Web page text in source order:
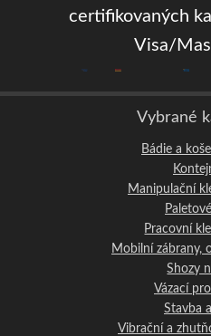
certifikovaných
Visa/
Vybrané
Bádie a
Manipulační
Pracovní
Mobilní zábrany,
Shozy
Vázací
Stavba
Vibrační a